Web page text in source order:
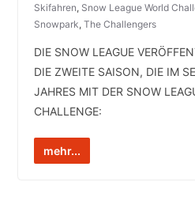
Skifahren, Snow League World
Snowpark, The Challengers
DIE SNOW LEAGUE
DIE ZWEITE SAISON, DIE IM
JAHRES MIT DER SNOW
CHALLENGE:
mehr...